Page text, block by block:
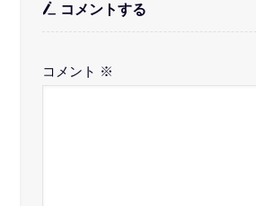
コメントする
コメント ※